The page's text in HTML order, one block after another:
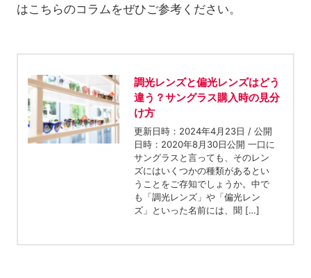
はこちらのコラムをぜひご参考ください。
調光レンズと偏光レンズはどう
違う？サングラス購入時の見分
け方
更新日時：2024年4月23日 / 公開
日時：2020年8月30日公開 一口に
サングラスと言っても、そのレン
ズにはいくつかの種類があるとい
うことをご存知でしょうか。中で
も「調光レンズ」や「偏光レン
ズ」といった名前には、聞 […]